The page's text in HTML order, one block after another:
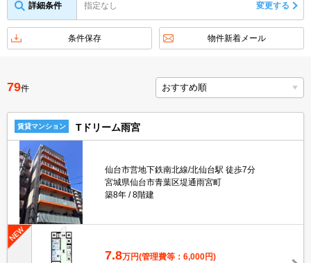
不動産会社から
詳細条件 指定なし 変更する
条件保存 物件新着メール
79件
賃貸マンション Tドリーム雨宮
仙台市営地下鉄南北線/北仙台駅 徒歩7分
宮城県仙台市青葉区堤通雨宮町
築8年
8階建
7.8万円(管理費等：6,000円)